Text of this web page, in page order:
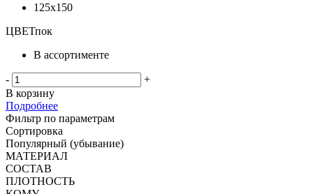
125х150
ЦВЕТпок
В ассортименте
-
+
В корзину
Подробнее
Фильтр по параметрам
Сортировка
Популярный (убывание)
МАТЕРИАЛ
СОСТАВ
ПЛОТНОСТЬ